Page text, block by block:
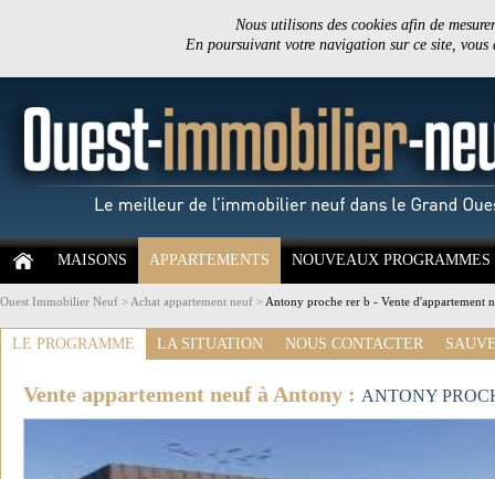
Nous utilisons des cookies afin de
En poursuivant votre navigation sur ce site,
MAISONS APPARTEMENTS NOUVEAUX PROGRAMMES
Ouest Immobilier Neuf > Achat appartement neuf > Antony proche rer b - Vente d'appartement
LE PROGRAMME LA SITUATION NOUS CONTACTER
Vente appartement neuf à Antony : ANTONY